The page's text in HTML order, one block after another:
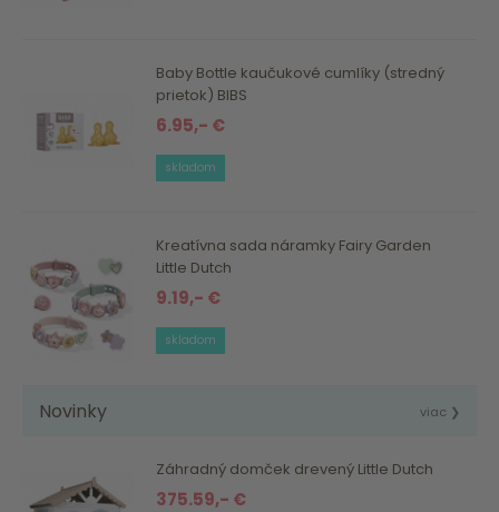
Baby Bottle kaučukové cumlíky (stredný
prietok) BIBS
6.95,- €
skladom
Kreatívna sada náramky Fairy Garden
Little Dutch
9.19,- €
skladom
Novinky viac ❯
Záhradný domček drevený Little Dutch
375.59,- €